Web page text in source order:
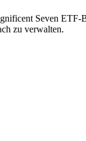
Seven
zu verwalten.